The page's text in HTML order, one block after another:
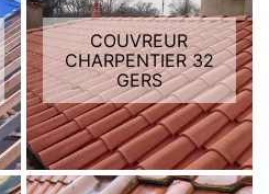
COUVREUR
CHARPENTIER 32
GERS